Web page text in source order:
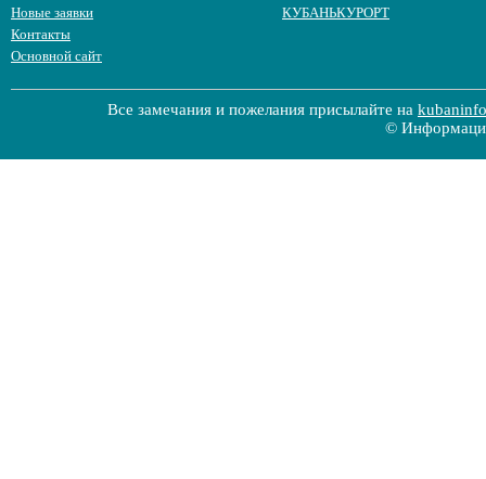
Новые заявки
Контакты
Основной сайт
КУБАНЬКУРОРТ
Все замечания и пожелания присылайте на
©